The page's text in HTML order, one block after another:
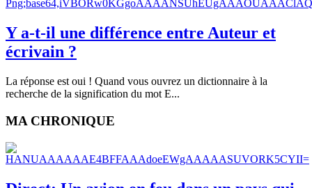
Y a-t-il une différence entre Auteur et
écrivain ?
La réponse est oui ! Quand vous ouvrez un dictionnaire à la
recherche de la signification du mot E...
MA CHRONIQUE